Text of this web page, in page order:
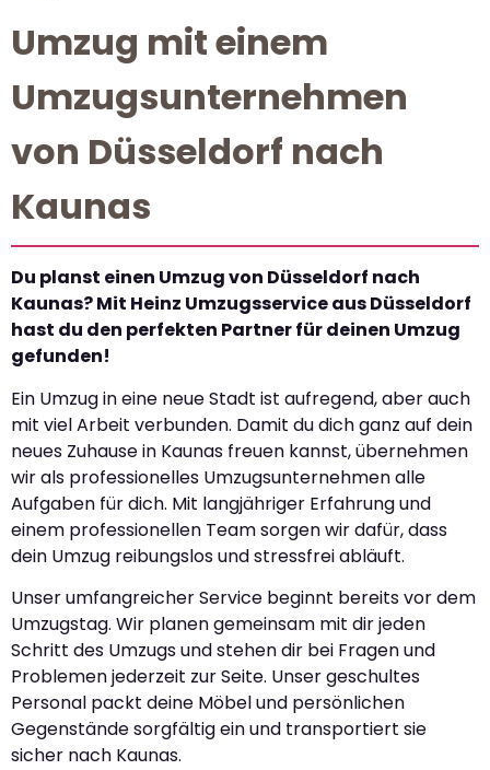
Umzug mit einem
Umzugsunternehmen
von Düsseldorf nach
Kaunas
Du planst einen Umzug von Düsseldorf nach
Kaunas? Mit Heinz Umzugsservice aus Düsseldorf
hast du den perfekten Partner für deinen Umzug
gefunden!
Ein Umzug in eine neue Stadt ist aufregend, aber auch
mit viel Arbeit verbunden. Damit du dich ganz auf dein
neues Zuhause in Kaunas freuen kannst, übernehmen
wir als professionelles Umzugsunternehmen alle
Aufgaben für dich. Mit langjähriger Erfahrung und
einem professionellen Team sorgen wir dafür, dass
dein Umzug reibungslos und stressfrei abläuft.
Unser umfangreicher Service beginnt bereits vor dem
Umzugstag. Wir planen gemeinsam mit dir jeden
Schritt des Umzugs und stehen dir bei Fragen und
Problemen jederzeit zur Seite. Unser geschultes
Personal packt deine Möbel und persönlichen
Gegenstände sorgfältig ein und transportiert sie
sicher nach Kaunas.